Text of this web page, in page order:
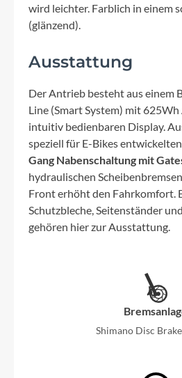
wird leichter. Farblich in einem
(glänzend).
Ausstattung
Der Antrieb besteht aus einem
Line (Smart System) mit
intuitiv bedienbaren Display.
speziell für E-Bikes entwickelten
Gang Nabenschaltung mit
hydraulischen
Front erhöht den Fahrkomfort.
Schutzbleche, Seitenständer
gehören hier zur Ausstattung.
Shimano Disc